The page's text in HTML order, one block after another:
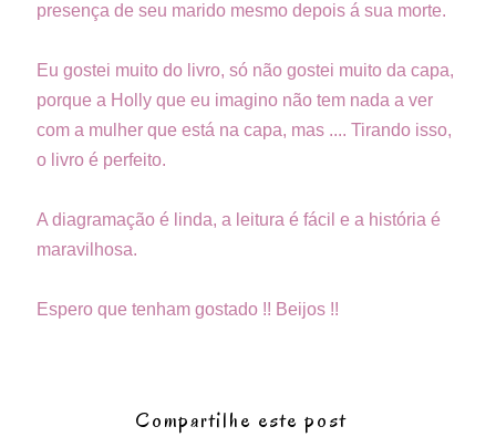
presença de seu marido mesmo depois á sua morte.
Eu gostei muito do livro, só não gostei muito da capa,
porque a Holly que eu imagino não tem nada a ver
com a mulher que está na capa, mas .... Tirando isso,
o livro é perfeito.
A diagramação é linda, a leitura é fácil e a história é
maravilhosa.
Espero que tenham gostado !! Beijos !!
Compartilhe este post